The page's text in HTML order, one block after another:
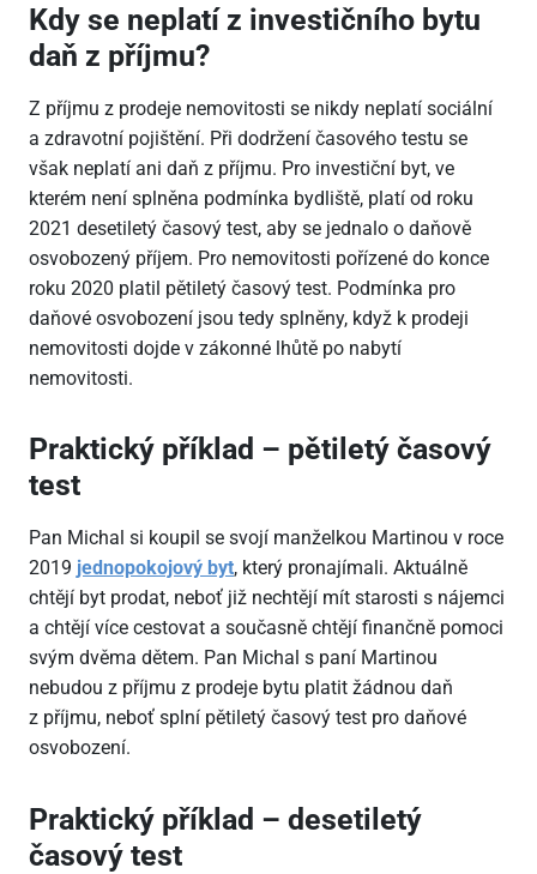
Kdy se neplatí z investičního bytu
daň z příjmu?
Z příjmu z prodeje nemovitosti se nikdy neplatí sociální
a zdravotní pojištění. Při dodržení časového testu se
však neplatí ani daň z příjmu. Pro investiční byt, ve
kterém není splněna podmínka bydliště, platí od roku
2021 desetiletý časový test, aby se jednalo o daňově
osvobozený příjem. Pro nemovitosti pořízené do konce
roku 2020 platil pětiletý časový test. Podmínka pro
daňové osvobození jsou tedy splněny, když k prodeji
nemovitosti dojde v zákonné lhůtě po nabytí
nemovitosti.
Praktický příklad – pětiletý časový
test
Pan Michal si koupil se svojí manželkou Martinou v roce
2019 jednopokojový byt, který pronajímali. Aktuálně
chtějí byt prodat, neboť již nechtějí mít starosti s nájemci
a chtějí více cestovat a současně chtějí finančně pomoci
svým dvěma dětem. Pan Michal s paní Martinou
nebudou z příjmu z prodeje bytu platit žádnou daň
z příjmu, neboť splní pětiletý časový test pro daňové
osvobození.
Praktický příklad – desetiletý
časový test